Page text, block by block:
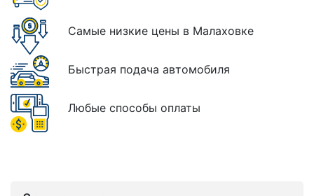
Самые низкие цены в Малаховке
Быстрая подача автомобиля
Любые способы оплаты